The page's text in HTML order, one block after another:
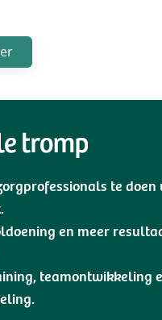
te doen
en meer
teamontwikkeling